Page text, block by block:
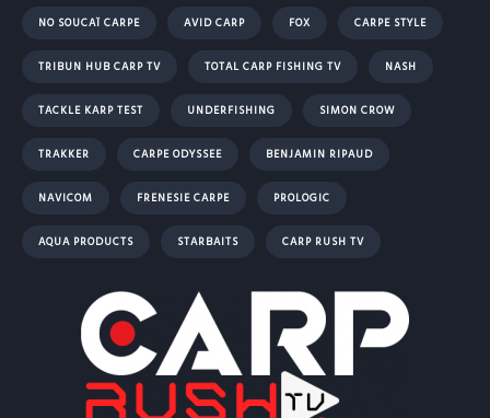
NO SOUCAÏ CARPE AVID CARP FOX CARPE STYLE
TRIBUN HUB CARP TV TOTAL CARP FISHING TV NASH
TACKLE KARP TEST UNDERFISHING SIMON CROW
TRAKKER CARPE ODYSSEE BENJAMIN RIPAUD
NAVICOM FRENESIE CARPE PROLOGIC
AQUA PRODUCTS STARBAITS CARP RUSH TV